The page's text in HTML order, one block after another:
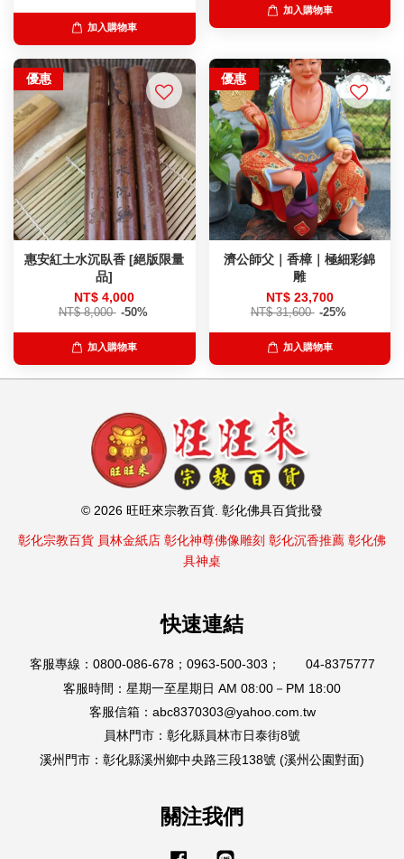
加入購物車
加入購物車
優惠
惠安紅土水沉臥香 [絕版限量
品]
NT$ 4,000
NT$ 8,000 -50%
加入購物車
優惠
濟公師父｜香樟｜極細彩錦
雕
NT$ 23,700
NT$ 31,600 -25%
加入購物車
© 2026 旺旺來宗教百貨. 彰化佛具百貨批發
彰化宗教百貨 員林金紙店 彰化神尊佛像雕刻 彰化沉香推薦 彰化佛
具神桌
快速連結
客服專線：0800-086-678；0963-500-303； 04-8375777
客服時間：星期一至星期日 AM 08:00－PM 18:00
客服信箱：abc8370303@yahoo.com.tw
員林門市：彰化縣員林市日泰街8號
溪州門市：彰化縣溪州鄉中央路三段138號 (溪州公園對面)
關注我們